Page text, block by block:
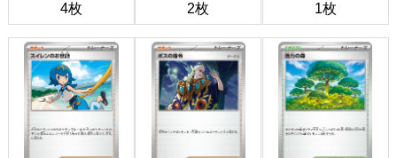
4枚 2枚 1枚